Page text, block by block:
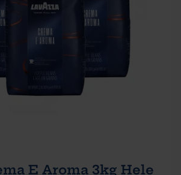
E Aroma 3kg Hele